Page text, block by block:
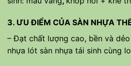
3. ƯU ĐIỂM CỦA SÀN NHỰA
– Đạt chất lượng cao, bền và
nhựa lót sàn nhựa tái sinh cùng